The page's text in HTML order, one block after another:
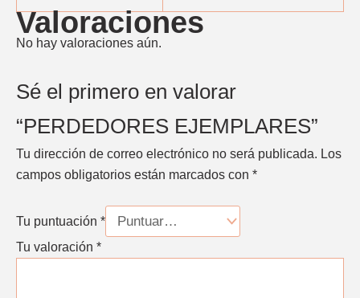
Valoraciones
No hay valoraciones aún.
Sé el primero en valorar
“PERDEDORES EJEMPLARES”
Tu dirección de correo electrónico no será publicada. Los
campos obligatorios están marcados con *
Tu puntuación *
Tu valoración *